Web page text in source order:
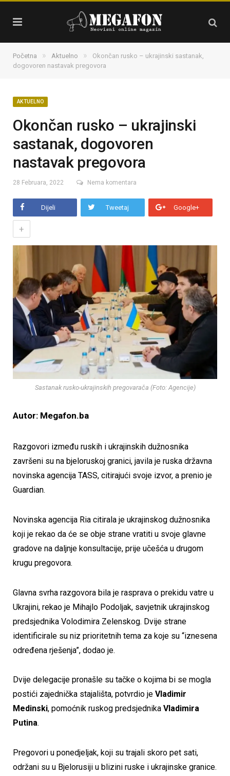
Početna » Aktuelno »
Okončan rusko – ukrajinski sastanak,
dogovoren nastavak pregovora
AKTUELNO
Okončan rusko – ukrajinski
sastanak, dogovoren
nastavak pregovora
28 Februara, 2022 Nema komentara
Dijeli Tweetaj Google+
+
Sastanak rusko-ukrajinskih pregovarača (Foto: Agencije)
Autor: Megafon.ba
Razgovori između ruskih i ukrajinskih dužnosnika
završeni su na bjeloruskoj granici, javila je ruska državna
novinska agencija TASS, citirajući svoje izvor, a prenio je
Guardian.
Novinska agencija Ria citirala je ukrajinskog dužnosnika
koji je rekao da će se obje strane vratiti u svoje glavne
gradove na daljnje konsultacije, prije učešća u drugom
krugu pregovora.
Glavna svrha razgovora bila je rasprava o prekidu vatre u
Ukrajini, rekao je Mihajlo Podoljak, savjetnik ukrajinskog
predsjednika Volodimira Zelenskog. Dvije strane
identificirale su niz prioritetnih tema za koje su “iznesena
određena rješenja”, dodao je.
Dvije delegacije pronašle su tačke o kojima bi se mogla
postići zajednička stajališta, potvrdio je Vladimir
Medinski, pomoćnik ruskog predsjednika Vladimira
Putina.
Pregovori u ponedjeljak, koji su trajali skoro pet sati,
održani su u Bjelorusiji u blizini ruske i ukrajinske granice.